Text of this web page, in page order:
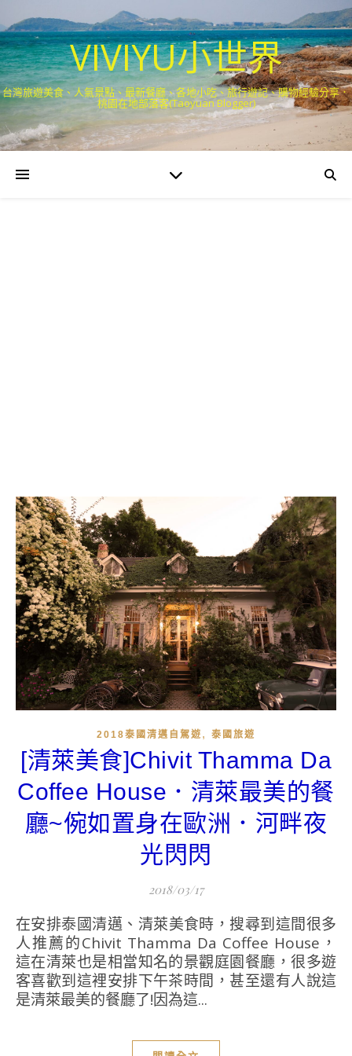
VIVIYU小世界
台灣旅遊美食、人氣景點、最新餐廳、各地小吃、旅行遊記、購物經驗分享．
桃園在地部落客(Taoyuan Blogger)
2018泰國清邁自駕遊, 泰國旅遊
[清萊美食]Chivit Thamma Da
Coffee House．清萊最美的餐
廳~倇如置身在歐洲．河畔夜
光閃閃
2018/03/17
在安排泰國清邁、清萊美食時，搜尋到這間很多
人推薦的Chivit Thamma Da Coffee House，
這在清萊也是相當知名的景觀庭園餐廳，很多遊
客喜歡到這裡安排下午茶時間，甚至還有人說這
是清萊最美的餐廳了!因為這...